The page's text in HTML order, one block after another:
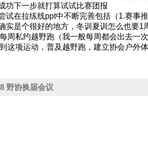
功下一步就打算试试比赛团报
在拉练线ppt中不断完善包括（1.赛事
实是个很好的地方，冬训夏训怎么也要
周私约越野跑（我一般每周都会出去一
这项运动，普及越野跑，建立协会户
野协换届会议